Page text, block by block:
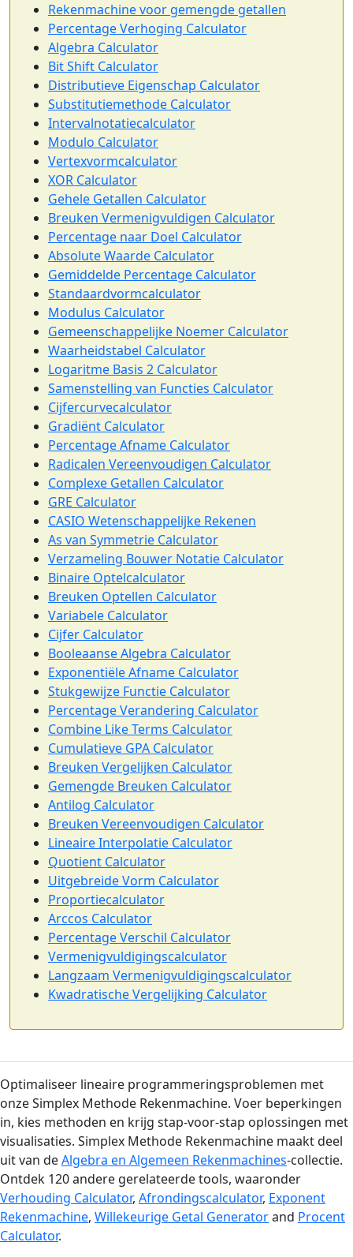
Rekenmachine voor gemengde getallen
Percentage Verhoging Calculator
Algebra Calculator
Bit Shift Calculator
Distributieve Eigenschap Calculator
Substitutiemethode Calculator
Intervalnotatiecalculator
Modulo Calculator
Vertexvormcalculator
XOR Calculator
Gehele Getallen Calculator
Breuken Vermenigvuldigen Calculator
Percentage naar Doel Calculator
Absolute Waarde Calculator
Gemiddelde Percentage Calculator
Standaardvormcalculator
Modulus Calculator
Gemeenschappelijke Noemer Calculator
Waarheidstabel Calculator
Logaritme Basis 2 Calculator
Samenstelling van Functies Calculator
Cijfercurvecalculator
Gradiënt Calculator
Percentage Afname Calculator
Radicalen Vereenvoudigen Calculator
Complexe Getallen Calculator
GRE Calculator
CASIO Wetenschappelijke Rekenen
As van Symmetrie Calculator
Verzameling Bouwer Notatie Calculator
Binaire Optelcalculator
Breuken Optellen Calculator
Variabele Calculator
Cijfer Calculator
Booleaanse Algebra Calculator
Exponentiële Afname Calculator
Stukgewijze Functie Calculator
Percentage Verandering Calculator
Combine Like Terms Calculator
Cumulatieve GPA Calculator
Breuken Vergelijken Calculator
Gemengde Breuken Calculator
Antilog Calculator
Breuken Vereenvoudigen Calculator
Lineaire Interpolatie Calculator
Quotient Calculator
Uitgebreide Vorm Calculator
Proportiecalculator
Arccos Calculator
Percentage Verschil Calculator
Vermenigvuldigingscalculator
Langzaam Vermenigvuldigingscalculator
Kwadratische Vergelijking Calculator
Optimaliseer lineaire programmeringsproblemen met
onze Simplex Methode Rekenmachine. Voer beperkingen
in, kies methoden en krijg stap-voor-stap oplossingen met
visualisaties. Simplex Methode Rekenmachine maakt deel
uit van deAlgebra en Algemeen Rekenmachines-collectie.
Ontdek 120 andere gerelateerde tools, waaronder
Verhouding Calculator, Afrondingscalculator, Exponent
Rekenmachine, Willekeurige Getal Generatorand Procent
Calculator.